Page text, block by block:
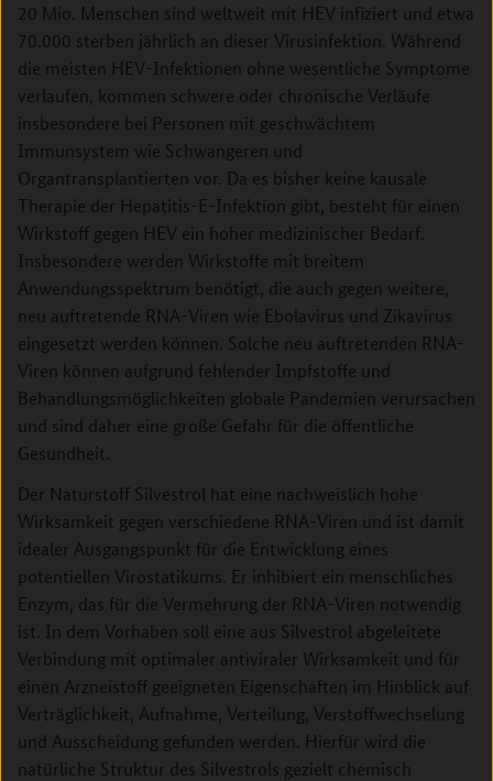
20 Mio. Menschen sind weltweit mit HEV infiziert und etwa
70.000 sterben jährlich an dieser Virusinfektion. Während
die meisten HEV-Infektionen ohne wesentliche Symptome
verlaufen, kommen schwere oder chronische Verläufe
insbesondere bei Personen mit geschwächtem
Immunsystem wie Schwangeren und
Organtransplantierten vor. Da es bisher keine kausale
Therapie der Hepatitis-E-Infektion gibt, besteht für einen
Wirkstoff gegen HEV ein hoher medizinischer Bedarf.
Insbesondere werden Wirkstoffe mit breitem
Anwendungsspektrum benötigt, die auch gegen weitere,
neu auftretende RNA-Viren wie Ebolavirus und Zikavirus
eingesetzt werden können. Solche neu auftretenden RNA-
Viren können aufgrund fehlender Impfstoffe und
Behandlungsmöglichkeiten globale Pandemien verursachen
und sind daher eine große Gefahr für die öffentliche
Gesundheit.
Der Naturstoff Silvestrol hat eine nachweislich hohe
Wirksamkeit gegen verschiedene RNA-Viren und ist damit
idealer Ausgangspunkt für die Entwicklung eines
potentiellen Virostatikums. Er inhibiert ein menschliches
Enzym, das für die Vermehrung der RNA-Viren notwendig
ist. In dem Vorhaben soll eine aus Silvestrol abgeleitete
Verbindung mit optimaler antiviraler Wirksamkeit und für
einen Arzneistoff geeigneten Eigenschaften im Hinblick auf
Verträglichkeit, Aufnahme, Verteilung, Verstoffwechselung
und Ausscheidung gefunden werden. Hierfür wird die
natürliche Struktur des Silvestrols gezielt chemisch